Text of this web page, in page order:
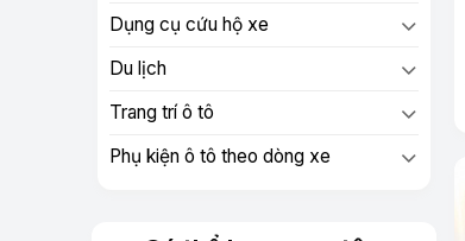
Dụng cụ cứu hộ xe
Du lịch
Trang trí ô tô
Phụ kiện ô tô theo dòng xe